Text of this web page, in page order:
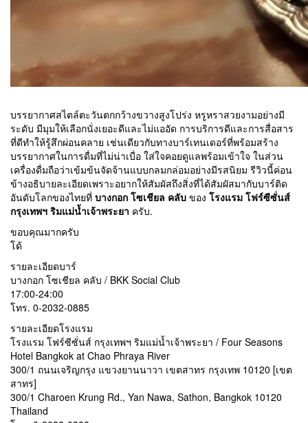
บรรยากาศสไตล์ตะวันตกกว้างขวางสูงโปร่ง หรูหราสวยงามอย่างมี
ระดับ มีมุมให้เลือกนั่งเยอะดีและไม่แออัด การบริการดีและการสื่อสาร
ที่ดีทำให้รู้สึกผ่อนคลาย เช่นเดียวกับทางบาร์เทนเดอร์ที่พร้อมสร้าง
บรรยากาศในการดื่มที่ไม่น่าเบื่อ ใส่ใจคอยดูแลพร้อมเข้าใจ ในส่วน
เครื่องดื่มถือว่าเข้มข้นจัดจ้านแบบกลมกล่อมอย่างมีรสนิยม รีวิวนี้ค่อน
ข้างอธิบายละเอียดเพราะอยากให้สัมผัสถึงสิ่งที่ได้สัมผัสมากับบาร์ติด
อันดับโลกของไทยที่ บางกอก โซเชียล คลับ ของ โรงแรม โฟร์ซีซั่นส์
กรุงเทพฯ ริมแม่น้ำเจ้าพระยา ครับ.
ขอบคุณมากครับ
โด้
รายละเอียดบาร์
บางกอก โซเชียล คลับ / BKK Social Club
17:00-24:00
โทร. 0-2032-0885
รายละเอียดโรงแรม
โรงแรม โฟร์ซีซั่นส์ กรุงเทพฯ ริมแม่น้ำเจ้าพระยา / Four Seasons
Hotel Bangkok at Chao Phraya River
300/1 ถนนเจริญกรุง แขวงยานนาวา เขตสาทร กรุงเทพ 10120 [เขต
สาทร]
300/1 Charoen Krung Rd., Yan Nawa, Sathon, Bangkok 10120
Thailand